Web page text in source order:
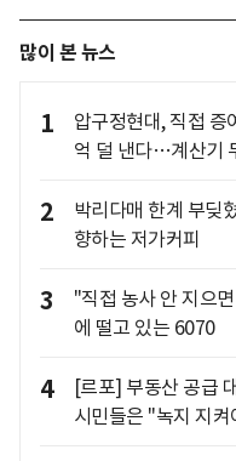
많이 본 뉴스
1
압구정현대, 직접 증
억 덜 낸다…계산기
2
박리다매 한계 부딪
향하는 저가커피
3
"직접 농사 안 지으
에 떨고 있는 6070
4
[르포] 부동산 공급
시민들은 "녹지 지켜